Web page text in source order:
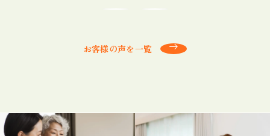
お客様の声を一覧